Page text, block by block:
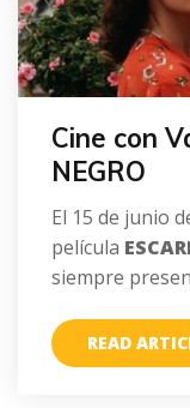
Cine con
NEGRO
El 15 de junio
película
siempre
READ